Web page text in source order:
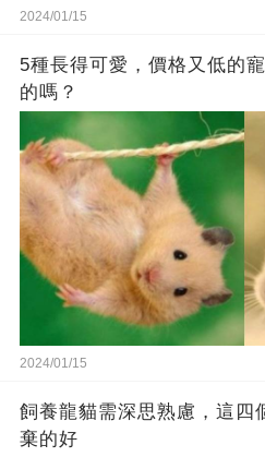
2024/01/15
5種長得可愛，價格又低的
的嗎？
2024/01/15
飼養龍貓需深思熟慮，這四
棄的好